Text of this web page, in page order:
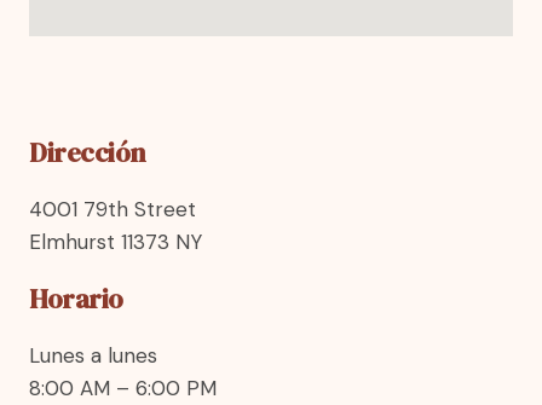
Dirección
4001 79th Street
Elmhurst 11373 NY
Horario
Lunes a lunes
8:00 AM – 6:00 PM